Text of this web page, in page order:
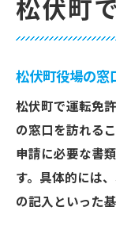
松伏町
松伏町役場の窓
松伏町で運転免
の窓口を訪れる
申請に必要な書
す。具体的には
の記入といった